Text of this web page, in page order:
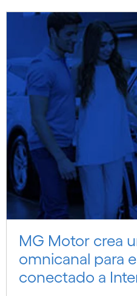
MG Motor crea
omnicanal para
conectado a